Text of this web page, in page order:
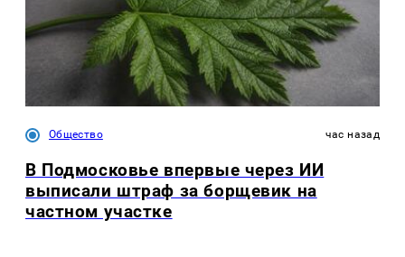
Общество час назад
В Подмосковье впервые через ИИ
выписали штраф за борщевик на
частном участке